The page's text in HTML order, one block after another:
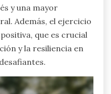
y una mayor
Además, el ejercicio
que es crucial
y la resiliencia en